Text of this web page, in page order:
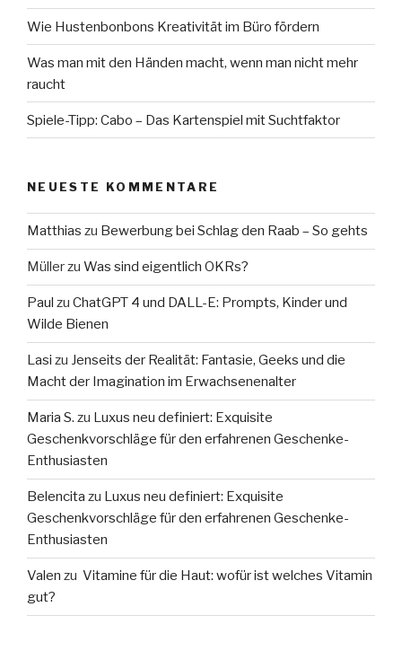
Wie Hustenbonbons Kreativität im Büro fördern
Was man mit den Händen macht, wenn man nicht mehr
raucht
Spiele-Tipp: Cabo – Das Kartenspiel mit Suchtfaktor
NEUESTE KOMMENTARE
Matthias zu Bewerbung bei Schlag den Raab – So gehts
Müllerzu Was sind eigentlich OKRs?
Paul zu ChatGPT 4 und DALL-E: Prompts, Kinder und
Wilde Bienen
Lasi zu Jenseits der Realität: Fantasie, Geeks und die
Macht der Imagination im Erwachsenenalter
Maria S. zu Luxus neu definiert: Exquisite
Geschenkvorschläge für den erfahrenen Geschenke-
Enthusiasten
Belencita zu Luxus neu definiert: Exquisite
Geschenkvorschläge für den erfahrenen Geschenke-
Enthusiasten
Valen zu Vitamine für die Haut: wofür ist welches Vitamin
gut?